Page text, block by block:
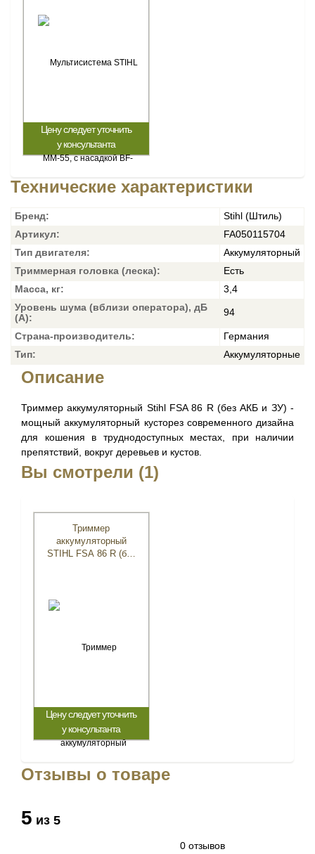
Цену следует уточнить
у консультанта
Технические характеристики
Бренд:
Stihl (Штиль)
Артикул:
FA050115704
Тип двигателя:
Аккумуляторный
Триммерная головка (леска):
Есть
Масса, кг:
3,4
Уровень шума (вблизи оператора), дБ
(А):
94
Страна-производитель:
Германия
Тип:
Аккумуляторные
Описание
Триммер аккумуляторный Stihl FSA 86 R (без АКБ и ЗУ) -
мощный аккумуляторный кусторез современного дизайна
для кошения в труднодоступных местах, при наличии
препятствий, вокруг деревьев и кустов.
Вы смотрели (1)
Триммер
аккумуляторный
STIHL FSA 86 R (без
Цену следует уточнить
у консультанта
Отзывы о товаре
5 из 5
0 отзывов